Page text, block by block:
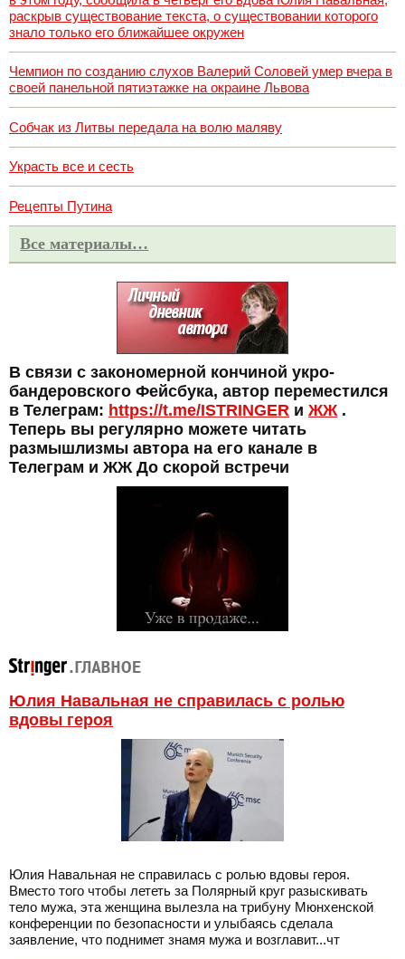
раскрыв существование текста, о существовании которого
знало только его ближайшее окружен
Чемпион по созданию слухов Валерий Соловей умер вчера в
своей панельной пятиэтажке на окраине Львова
Собчак из Литвы передала на волю маляву
Украсть все и сесть
Рецепты Путина
Все материалы…
В связи с закономерной кончиной укро-
бандеровского Фейсбука, автор переместился
в Телеграм: https://t.me/ISTRINGER и ЖЖ.
Теперь вы регулярно можете читать
размышлизмы автора на его канале в
Телеграм и ЖЖ До скорой встречи
Юлия Навальная не справилась с ролью
вдовы героя
Юлия Навальная не справилась с ролью вдовы героя.
Вместо того чтобы лететь за Полярный круг разыскивать
тело мужа, эта женщина вылезла на трибуну Мюнхенской
конференции по безопасности и улыбаясь сделала
заявление, что поднимет знамя мужа и возглавит...чт